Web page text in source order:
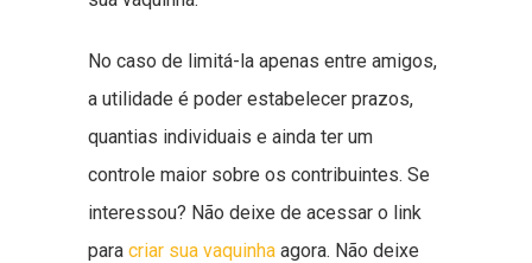
No caso de limitá-la apenas entre amigos,
a utilidade é poder estabelecer prazos,
quantias individuais e ainda ter um
controle maior sobre os contribuintes. Se
interessou? Não deixe de acessar o link
para criar sua vaquinha agora. Não deixe